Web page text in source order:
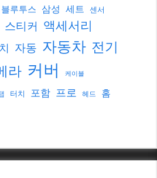
블루투스 삼성 세트 센서
스티커 액세서리
자동 자동차 전기
라 커버 케이블
터치 포함 프로 헤드 홈